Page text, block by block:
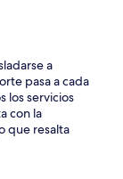
a
pasa a cada
los servicios
con la
que resalta
sr. Martín así